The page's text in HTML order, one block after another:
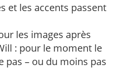
et les accents passent
les images après
: pour le moment le
pas – ou du moins pas